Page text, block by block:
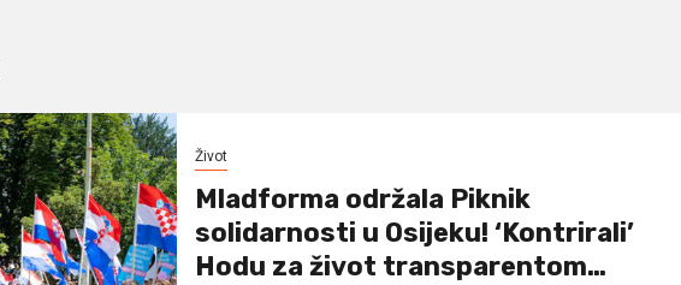
Život
Mladforma održala Piknik
solidarnosti u Osijeku! ‘Kontrirali’
Hodu za život transparentom…